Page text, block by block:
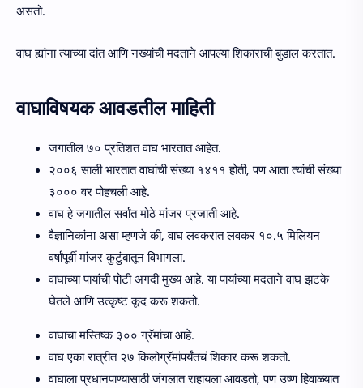
असतो.
वाघ ह्यांना त्याच्या दांत आणि नख्यांची मदताने आपल्या शिकाराची बुडाल करतात.
वाघाविषयक आवडतील माहिती
जगातील ७० प्रतिशत वाघ भारतात आहेत.
२००६ साली भारतात वाघांची संख्या १४११ होती, पण आता त्यांची संख्या
३००० वर पोहचली आहे.
वाघ हे जगातील सर्वांत मोठे मांजर प्रजाती आहे.
वैज्ञानिकांना असा म्हणजे की, वाघ लवकरात लवकर १०.५ मिलियन
वर्षांपूर्वी मांजर कुटुंबातून विभागला.
वाघाच्या पायांची पोटी अगदी मुख्य आहे. या पायांच्या मदताने वाघ झटके
घेतले आणि उत्कृष्ट कूद करू शकतो.
वाघाचा मस्तिष्क ३०० ग्रॅमांचा आहे.
वाघ एका रात्रीत २७ किलोग्रॅमांपर्यंतचं शिकार करू शकतो.
वाघाला प्रधानपाण्यासाठी जंगलात राहायला आवडतो, पण उष्ण हिवाळ्यात